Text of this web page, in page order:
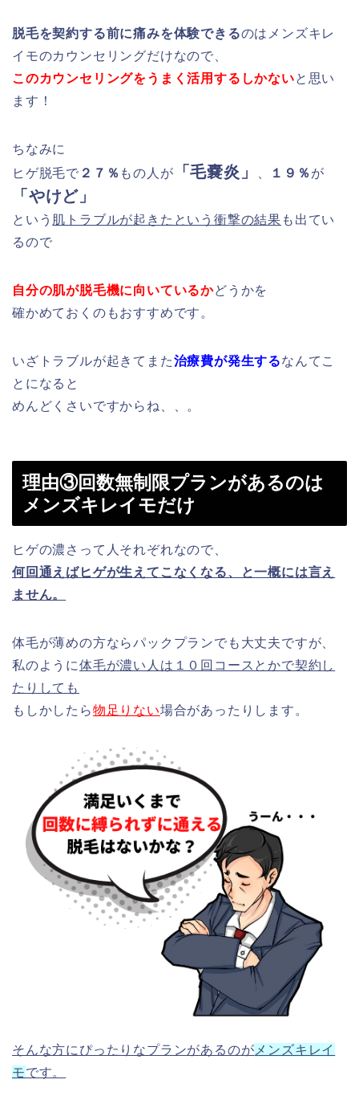
脱毛を契約する前に痛みを体験できるのはメンズキレ
イモのカウンセリングだけなので、
このカウンセリングをうまく活用するしかないと思い
ます！
ちなみに
ヒゲ脱毛で ２７％ もの人が 「毛嚢炎」 １９％ が
「やけど」
という 肌トラブルが起きたという衝撃の結果 も出てい
るので
自分の肌が脱毛機に向いているかどうかを
確かめておくのもおすすめです。
いざトラブルが起きてまた治療費が発生するなんてこ
とになると
めんどくさいですからね、、。
理由③回数無制限プランがあるのは
メンズキレイモだけ
ヒゲの濃さって人それぞれなので、
何回通えばヒゲが生えてこなくなる、と一概には言え
ません。
体毛が薄めの方ならパックプランでも大丈夫ですが、
私のように体毛が濃い人は１０回コースとかで契約し
たりしても
もしかしたら物足りない場合があったりします。
そんな方にぴったりなプランがあるのが メンズキレイ
モです。